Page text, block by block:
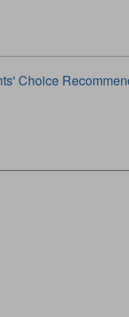
Choice